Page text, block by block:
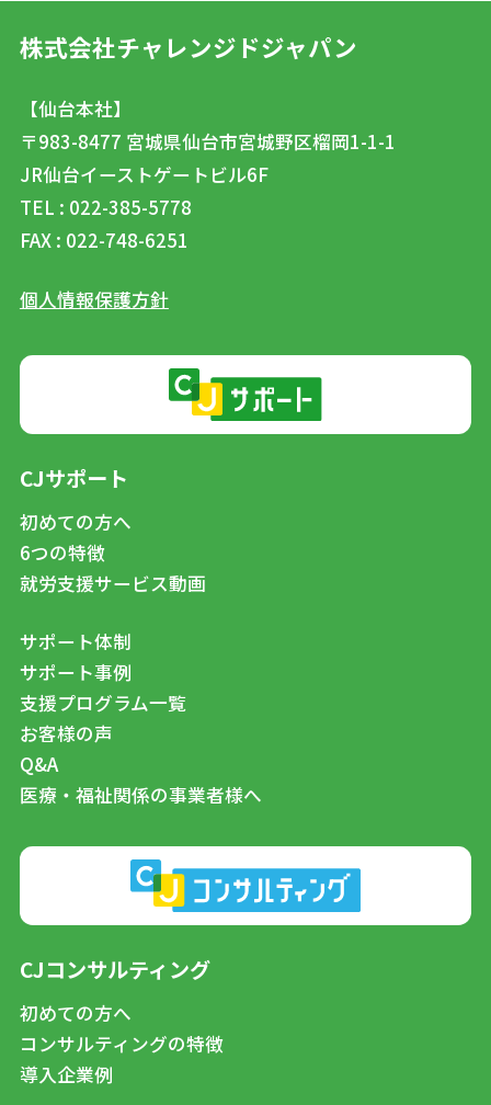
株式会社チャレンジドジャパン
【仙台本社】
〒983-8477 宮城県仙台市宮城野区榴岡1-1-1
JR仙台イーストゲートビル6F
TEL : 022-385-5778
FAX : 022-748-6251
個人情報保護方針
CJサポート
初めての方へ
6つの特徴
就労支援サービス動画
サポート体制
サポート事例
支援プログラム一覧
お客様の声
Q&A
医療・福祉関係の事業者様へ
CJコンサルティング
初めての方へ
コンサルティングの特徴
導入企業例